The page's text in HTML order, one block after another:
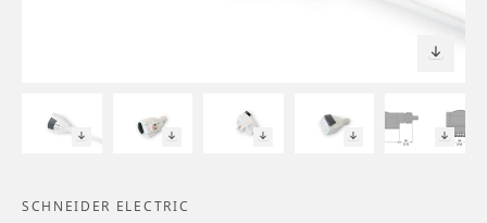
SCHNEIDER ELECTRIC